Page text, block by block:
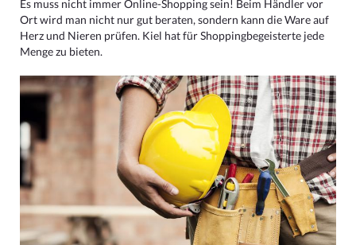
Es muss nicht immer Online-Shopping sein! Beim Händler vor
Ort wird man nicht nur gut beraten, sondern kann die Ware auf
Herz und Nieren prüfen. Kiel hat für Shoppingbegeisterte jede
Menge zu bieten.